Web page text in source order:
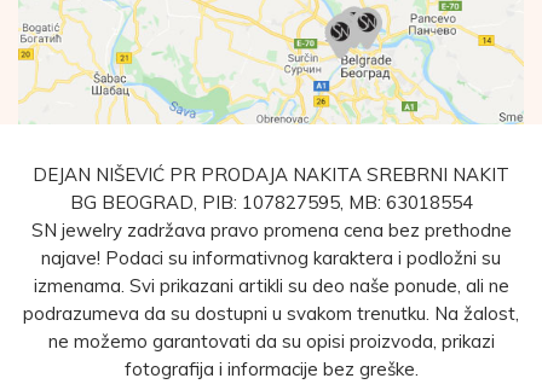
DEJAN NIŠEVIĆ PR PRODAJA NAKITA SREBRNI NAKIT
BG BEOGRAD, PIB: 107827595, MB: 63018554
SN jewelry zadržava pravo promena cena bez prethodne
najave! Podaci su informativnog karaktera i podložni su
izmenama. Svi prikazani artikli su deo naše ponude, ali ne
podrazumeva da su dostupni u svakom trenutku. Na žalost,
ne možemo garantovati da su opisi proizvoda, prikazi
fotografija i informacije bez greške.